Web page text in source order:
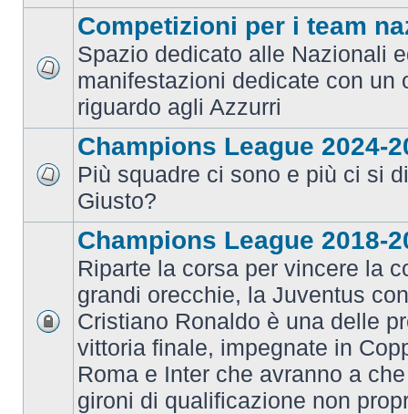
Competizioni per i team
Spazio dedicato alle Nazionali
manifestazioni dedicate con un
riguardo agli Azzurri
Champions League 2024-
Più squadre ci sono e più ci si
Giusto?
Champions League 2018-
Riparte la corsa per vincere la
grandi orecchie, la Juventus
Cristiano Ronaldo è una delle
vittoria finale, impegnate in
Roma e Inter che avranno a
gironi di qualificazione non